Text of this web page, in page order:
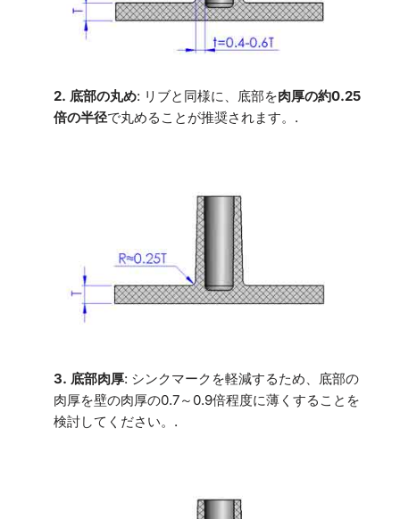
2. 底部の丸め: リブと同様に、底部を肉厚の約0.25
倍の半径で丸めることが推奨されます。.
3. 底部肉厚: シンクマークを軽減するため、底部の
肉厚を壁の肉厚の0.7～0.9倍程度に薄くすることを
検討してください。.